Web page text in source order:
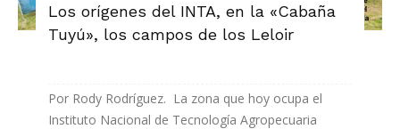
Los orígenes del INTA, en la «Cabaña
Tuyú», los campos de los Leloir
Por Rody Rodríguez. La zona que hoy ocupa el
Instituto Nacional de Tecnología Agropecuaria